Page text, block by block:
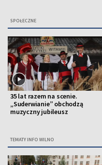
SPOŁECZNE
35 lat razem na scenie.
„Suderwianie” obchodzą
muzyczny jubileusz
TEMATY INFO WILNO